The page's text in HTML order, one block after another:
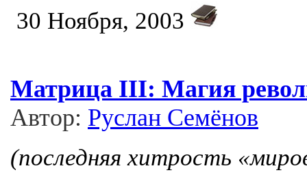
30 Ноября, 2003
Матрица III: Магия
Автор: Руслан Семёнов
(последняя хитрость